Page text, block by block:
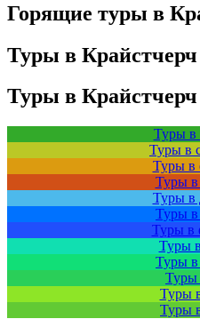
Горящие туры в
Туры в Крайстчерч
Туры в Крайстчерч
Туры в
Туры в
Туры в
Туры в
Туры в
Туры в
Туры в
Туры
Туры в
Туры
Туры
Туры